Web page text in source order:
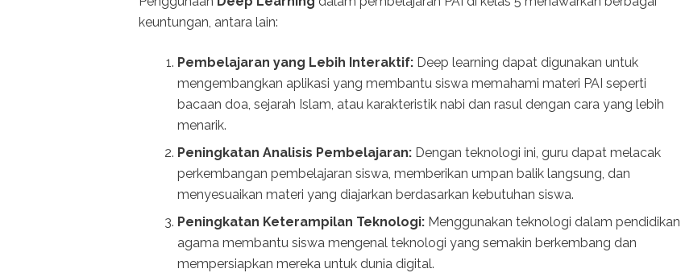
keuntungan, antara lain:
Pembelajaran yang Lebih Interaktif: Deep learning dapat digunakan untuk
mengembangkan aplikasi yang membantu siswa memahami materi PAI seperti
bacaan doa, sejarah Islam, atau karakteristik nabi dan rasul dengan cara yang lebih
menarik.
Peningkatan Analisis Pembelajaran: Dengan teknologi ini, guru dapat melacak
perkembangan pembelajaran siswa, memberikan umpan balik langsung, dan
menyesuaikan materi yang diajarkan berdasarkan kebutuhan siswa.
Peningkatan Keterampilan Teknologi: Menggunakan teknologi dalam pendidikan
agama membantu siswa mengenal teknologi yang semakin berkembang dan
mempersiapkan mereka untuk dunia digital.